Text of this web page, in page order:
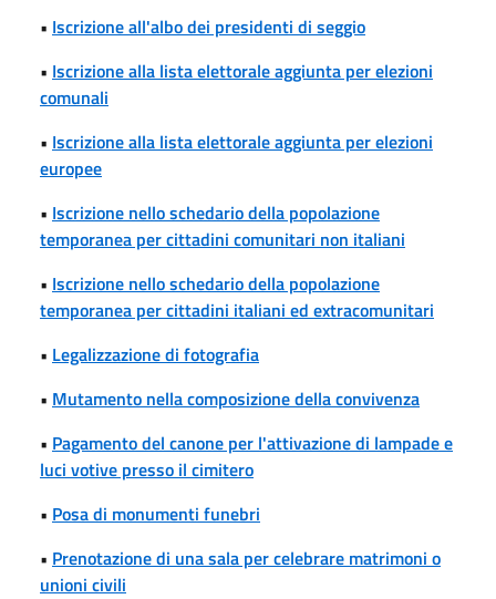
• Iscrizione all'albo dei presidenti di seggio
• Iscrizione alla lista elettorale aggiunta per elezioni
comunali
• Iscrizione alla lista elettorale aggiunta per elezioni
europee
• Iscrizione nello schedario della popolazione
temporanea per cittadini comunitari non italiani
• Iscrizione nello schedario della popolazione
temporanea per cittadini italiani ed extracomunitari
• Legalizzazione di fotografia
• Mutamento nella composizione della convivenza
• Pagamento del canone per l'attivazione di lampade e
luci votive presso il cimitero
• Posa di monumenti funebri
• Prenotazione di una sala per celebrare matrimoni o
unioni civili